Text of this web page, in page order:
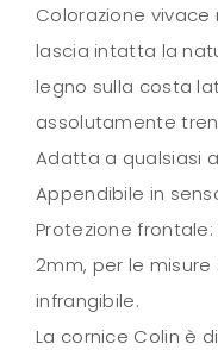
Colorazione
lascia intatta la
legno sulla costa
assolutamente
Adatta a qualsiasi
Appendibile in
Protezione
2mm, per le misure
infrangibile.
La cornice Colin è